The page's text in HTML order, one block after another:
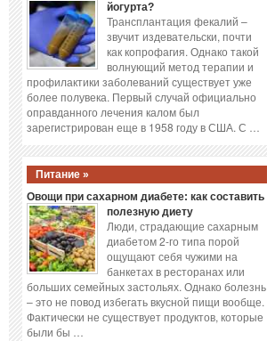
йогурта?
Трансплантация фекалий –
звучит издевательски, почти
как копрофагия. Однако такой
волнующий метод терапии и
профилактики заболеваний существует уже
более полувека. Первый случай официально
оправданного лечения калом был
зарегистрирован еще в 1958 году в США. С …
Питание »
Овощи при сахарном диабете: как составить
полезную диету
Люди, страдающие сахарным
диабетом 2-го типа порой
ощущают себя чужими на
банкетах в ресторанах или
больших семейных застольях. Однако болезнь
– это не повод избегать вкусной пищи вообще.
Фактически не существует продуктов, которые
были бы …